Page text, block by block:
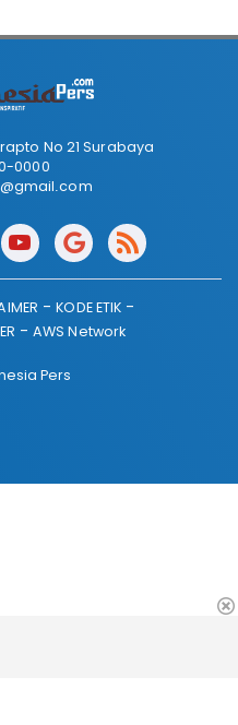
No 21 Surabaya
0000
KODE ETIK
AWS Network
Pers